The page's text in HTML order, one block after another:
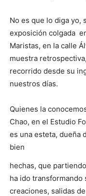
No es que lo diga yo,
exposición colgada
Maristas, en la calle
muestra
recorrido desde su
nuestros días.
Quienes la
Chao, en el Estudio
es una esteta, dueña
bien
hechas, que
ha ido transformando
creaciones, salidas